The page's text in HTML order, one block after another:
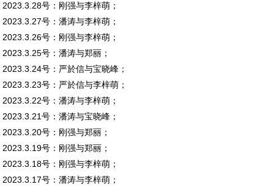
2023.3.28号：刚强与李梓萌；
2023.3.27号：潘涛与李梓萌；
2023.3.26号：刚强与李梓萌；
2023.3.25号：潘涛与郑丽；
2023.3.24号：严於信与宝晓峰；
2023.3.23号：严於信与李梓萌；
2023.3.22号：潘涛与李梓萌；
2023.3.21号：潘涛与宝晓峰；
2023.3.20号：刚强与郑丽；
2023.3.19号：刚强与郑丽；
2023.3.18号：刚强与李梓萌；
2023.3.17号：潘涛与李梓萌；